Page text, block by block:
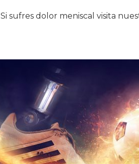
Si sufres dolor meniscal visita